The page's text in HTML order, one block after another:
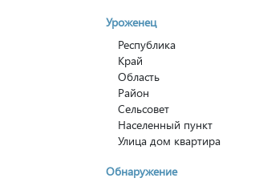
Уроженец
Республика
Край
Область
Район
Сельсовет
Населенный пункт
Улица дом квартира
Обнаружение